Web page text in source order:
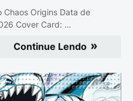
Chaos Origins Data de
Cover Card: …
Continue Lendo